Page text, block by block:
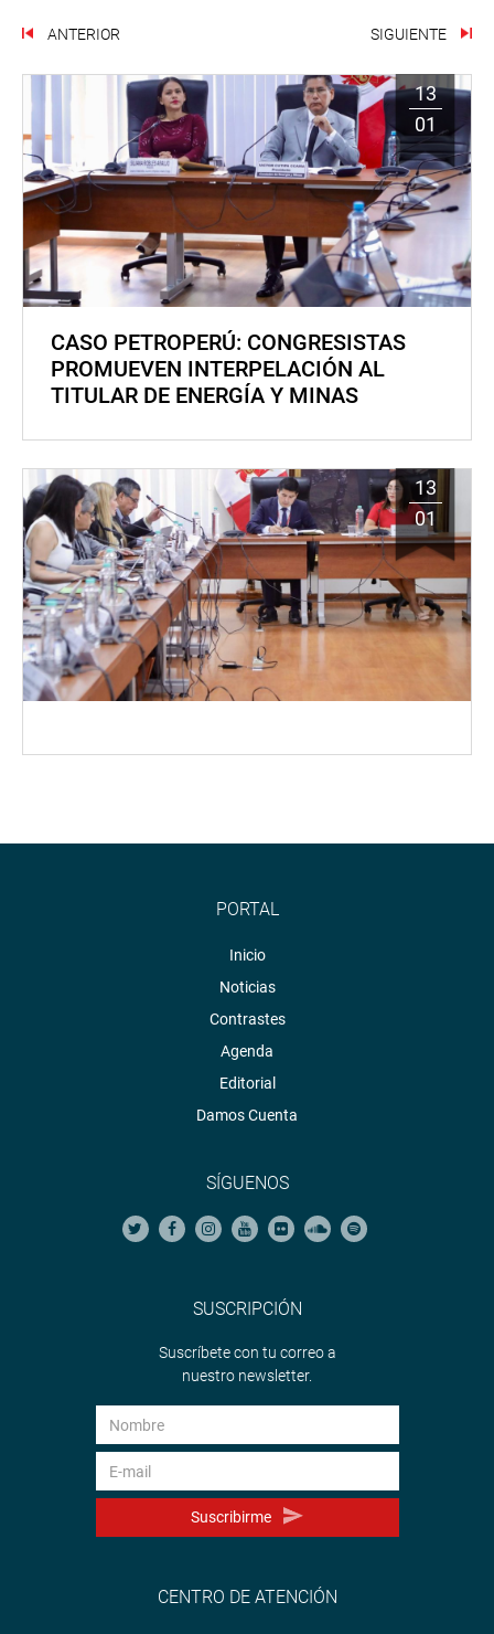
ANTERIOR SIGUIENTE
13
01
CASO PETROPERÚ: CONGRESISTAS
PROMUEVEN INTERPELACIÓN AL
TITULAR DE ENERGÍA Y MINAS
13
01
PORTAL
Inicio
Noticias
Contrastes
Agenda
Editorial
Damos Cuenta
SÍGUENOS
SUSCRIPCIÓN
Suscríbete con tu correo a
nuestro newsletter.
Suscribirme
CENTRO DE ATENCIÓN